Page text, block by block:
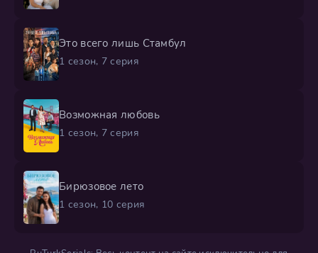
Это всего лишь Стамбул
1 сезон, 7 серия
Возможная любовь
1 сезон, 7 серия
Бирюзовое лето
1 сезон, 10 серия